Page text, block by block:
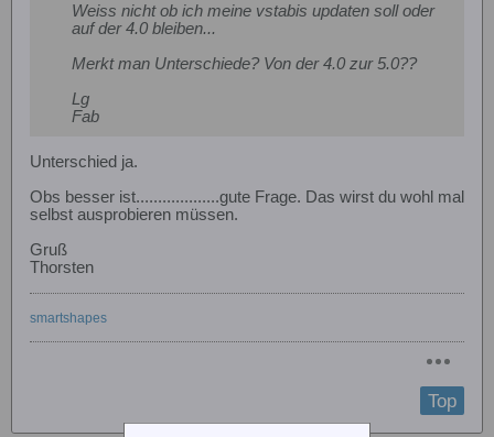
Weiss nicht ob ich meine vstabis updaten soll oder
auf der 4.0 bleiben...
Merkt man Unterschiede? Von der 4.0 zur 5.0??
Lg
Fab
Unterschied ja.
Obs besser ist...................gute Frage. Das wirst du wohl mal
selbst ausprobieren müssen.
Gruß
Thorsten
smartshapes
Top